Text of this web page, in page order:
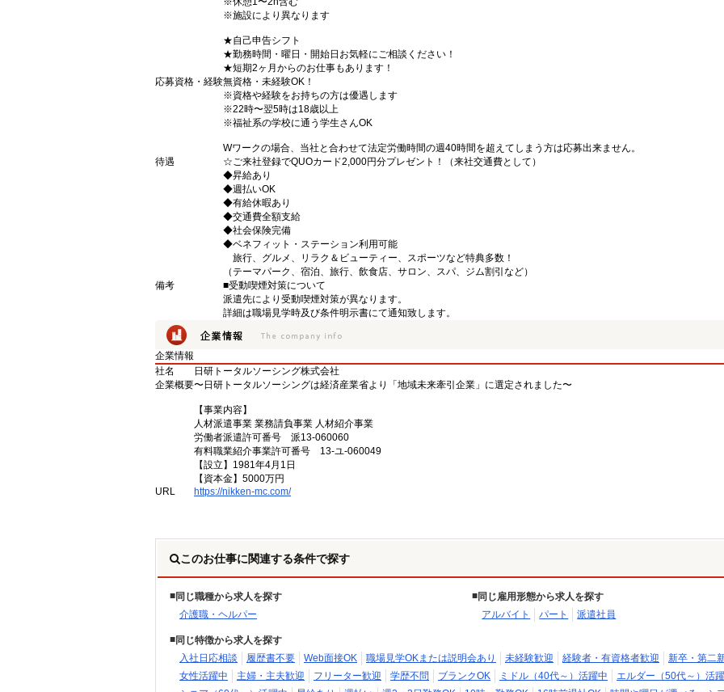
※施設により異なります
★自己申告シフト
★勤務時間・曜日・開始日お気軽にご相談ください！
★短期2ヶ月からのお仕事もあります！
応募資格・経験無資格・未経験OK！
※資格や経験をお持ちの方は優遇します
※22時〜翌5時は18歳以上
※福祉系の学校に通う学生さんOK
Wワークの場合、当社と合わせて法定労働時間の週40時間を超えてしまう方は応募出来ません。
待遇
☆ご来社登録でQUOカード2,000円分プレゼント！（来社交通費として）
◆昇給あり
◆週払いOK
◆有給休暇あり
◆交通費全額支給
◆社会保険完備
◆ベネフィット・ステーション利用可能
旅行、グルメ、リラク＆ビューティー、スポーツなど特典多数！
（テーマパーク、宿泊、旅行、飲食店、サロン、スパ、ジム割引など）
備考
■受動喫煙対策について
派遣先により受動喫煙対策が異なります。
詳細は職場見学時及び条件明示書にて通知致します。
企業情報
社名
日研トータルソーシング株式会社
企業概要〜日研トータルソーシングは経済産業省より「地域未来牽引企業」に選定されました〜
【事業内容】
人材派遣事業 業務請負事業 人材紹介事業
労働者派遣許可番号 派13-060060
有料職業紹介事業許可番号 13-ユ-060049
【設立】1981年4月1日
【資本金】5000万円
URL
https://nikken-mc.com/
このお仕事に関連する条件で探す
同じ職種から求人を探す
介護職・ヘルパー
同じ雇用形態から求人を探す
アルバイト
パート 派遣社員
同じ特徴から求人を探す
入社日応相談
履歴書不要 Web面接OK 職場見学OKまたは説明会あり 未経験歓迎 経験者・有資格者歓迎
新卒・第二
女性活躍中
主婦・主夫歓迎 フリーター歓迎 学歴不問 ブランクOK ミドル（40代～）活躍中
エルダー（50代～）活